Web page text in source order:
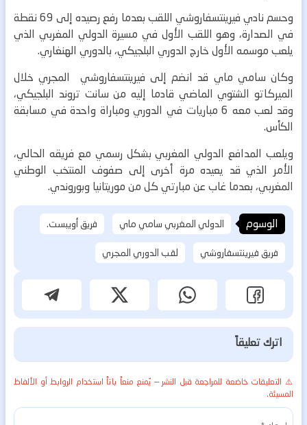
وحسم نادي فيرينتسفاروشي اللقب بعدما رفع رصيده إلى 69 نقطة
في الصدارة، وهو اللقب الأول في مسيرة الدولي المغربي الذي
يلعب موسمه الأول خارج الدوري البلجيكي، بالدوري الهنغاري.
وكان سامي ماي قد انضم إلى فيرينتسفاروشي المجري خلال
الميركاتو الشتوي الماضي قادما إليه من سانت تروند البلجيكي،
وقد لعب معه 6 مباريات في الدوري ومباراة واحدة في مسابقة
الكأس.
ويلعب المدافع الدولي المغربي بشكل رسمي مع فريقه الحالي،
الأمر الذي قد يعيده مرة أخرى إلى صفوف المنتخب الوطني
المغربي، بعدما غاب عن مبارتي كل من موريتانيا وبوروندي.
الوسوم الدولي المغربي سامي ماي
فريق أويبست.
فريق فيرينتسفاروشي
لقب الدوري المجري
اترك تعليقاً
⚠️ التعليقات خاضعة للمراجعة قبل النشر — يُمنع منعاً باتاً استخدام الروابط أو الألفاظ
المسيئة.